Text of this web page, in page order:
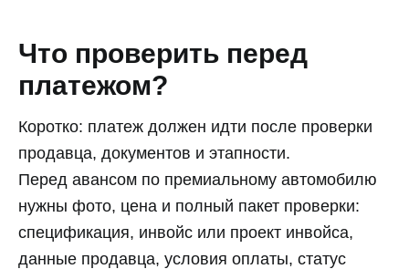
Что проверить перед
платежом?
Коротко: платеж должен идти после проверки
продавца, документов и этапности.
Перед авансом по премиальному автомобилю
нужны фото, цена и полный пакет проверки:
спецификация, инвойс или проект инвойса,
данные продавца, условия оплаты, статус